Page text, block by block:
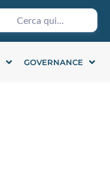
GOVERNANCE